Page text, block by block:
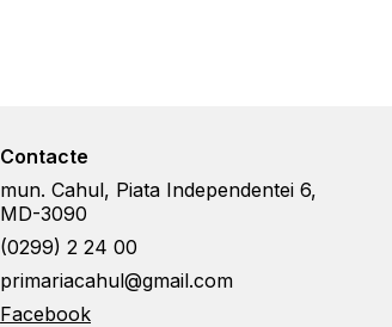
Contacte
mun. Cahul, Piata Independentei 6,
MD-3090
(0299) 2 24 00
primariacahul@gmail.com
Facebook